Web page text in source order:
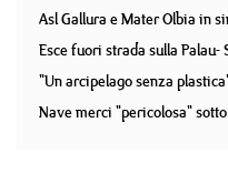
Asl Gallura e Mater Olbia in
Esce fuori strada sulla Palau-
"Un arcipelago senza
Nave merci "pericolosa"